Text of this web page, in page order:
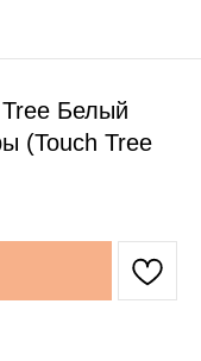
Белый
(Touch Tree